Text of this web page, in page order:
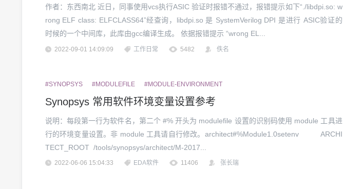
作者：东西南北 近日，同事使用vcs执行ASIC 验证时报错不通过，报错提示如下“./libdpi.so: w
rong ELF class: ELFCLASS64”经查询，libdpi.so 是 SystemVerilog DPI 是进行 ASIC验证的
时候的一个中间库，此库由gcc编译生成。 依据报错提示 “wrong EL...
2022-09-01 14:09:09 工作日常 5482 佚名
#SYNOPSYS #MODULEFILE #MODULE-ENVIRONMENT
Synopsys 常用软件环境变量设置参考
说明：每段第一行为软件名，第二个 #% 开头为 modulefile 设置的识别码使用 module 工具进
行的环境变量设置。非 module 工具请自行修改。architect#%Module1.0setenv ARCHI
TECT_ROOT /tools/synopsys/architect/M-2017...
2022-06-06 15:04:33 EDA软件 11406 张长瑞